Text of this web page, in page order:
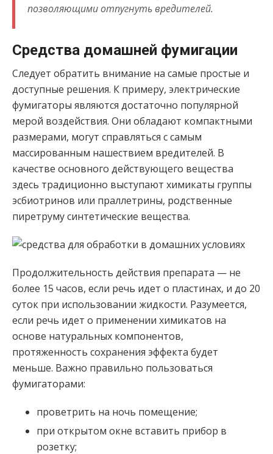
позволяющими отпугнуть вредителей.
Средства домашней фумигации
Следует обратить внимание на самые простые и
доступные решения. К примеру, электрические
фумигаторы являются достаточно популярной
мерой воздействия. Они обладают компактными
размерами, могут справляться с самым
массированным нашествием вредителей. В
качестве основного действующего вещества
здесь традиционно выступают химикаты группы
эсбиотринов или праллетрины, родственные
пиретруму синтетические вещества.
Продолжительность действия препарата — не
более 15 часов, если речь идет о пластинах, и до 20
суток при использовании жидкости. Разумеется,
если речь идет о применении химикатов на
основе натуральных компонентов,
протяженность сохранения эффекта будет
меньше. Важно правильно пользоваться
фумигаторами:
проветрить на ночь помещение;
при открытом окне вставить прибор в
розетку;